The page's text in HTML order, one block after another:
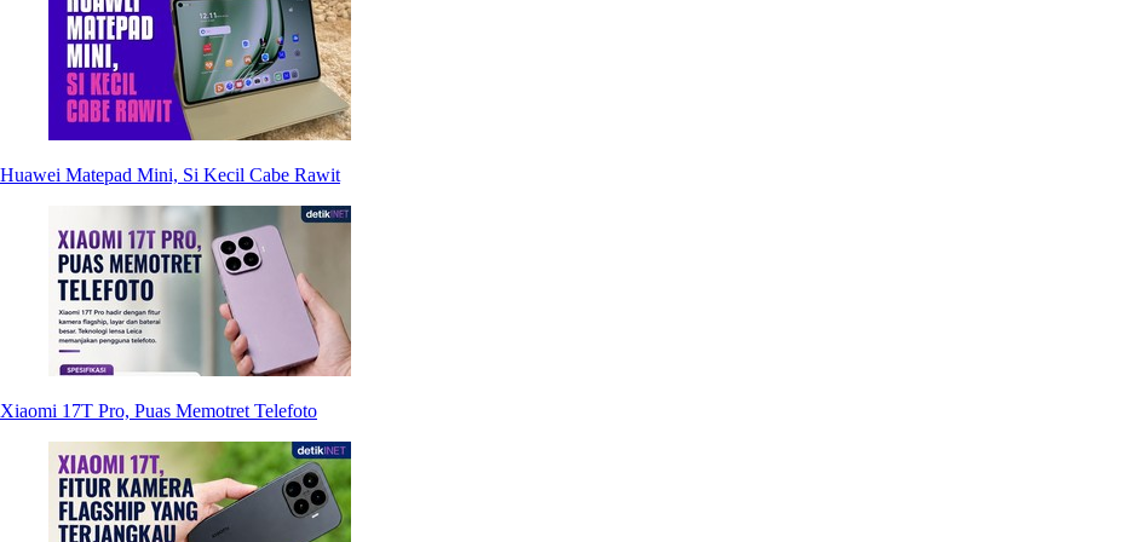
Huawei Matepad Mini, Si Kecil Cabe Rawit
Xiaomi 17T Pro, Puas Memotret Telefoto